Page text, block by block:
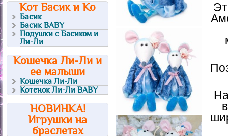
Кот Басик и Ко
Басик
Басик BABY
Подушки с Басиком и
Ли-Ли
Кошечка Ли-Ли и
ее малыши
Кошечка Ли-Ли
Котенок Ли-Ли BABY
НОВИНКА!
Игрушки на
браслетах